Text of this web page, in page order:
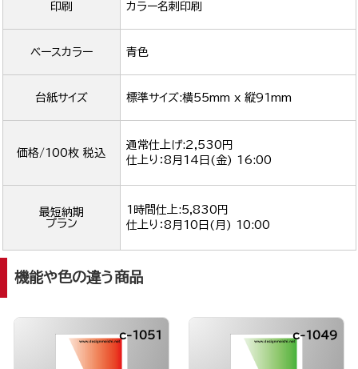
印刷 カラー名刺印刷
ベースカラー 青色
台紙サイズ 標準サイズ:横55mm x 縦91mm
価格/100枚 税込
通常仕上げ:2,530円
仕上り：8月14日(金) 16:00
最短納期
プラン
1時間仕上:5,830円
仕上り：8月10日(月) 10:00
機能や色の違う商品
c-1051 c-1049